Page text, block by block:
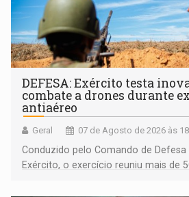
DEFESA: Exército testa
combate a drones durante
antiaéreo
Geral 07 de Agosto de 2026 às
Conduzido pelo Comando de
Exército, o exercício reuniu mais de